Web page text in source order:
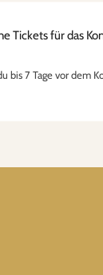
Tickets für das
bis 7 Tage vor dem